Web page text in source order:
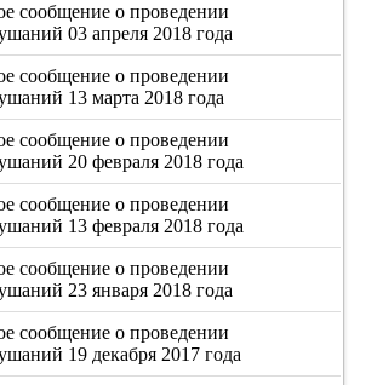
сообщение о проведении
03 апреля 2018 года
сообщение о проведении
13 марта 2018 года
сообщение о проведении
20 февраля 2018 года
сообщение о проведении
13 февраля 2018 года
сообщение о проведении
23 января 2018 года
сообщение о проведении
19 декабря 2017 года